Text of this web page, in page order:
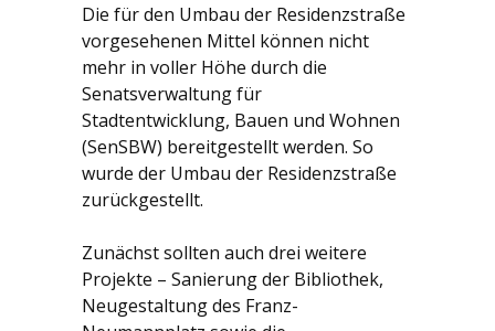
Die für den Umbau der Residenzstraße
vorgesehenen Mittel können nicht
mehr in voller Höhe durch die
Senatsverwaltung für
Stadtentwicklung, Bauen und Wohnen
(SenSBW) bereitgestellt werden. So
wurde der Umbau der Residenzstraße
zurückgestellt.
Zunächst sollten auch drei weitere
Projekte – Sanierung der Bibliothek,
Neugestaltung des Franz-